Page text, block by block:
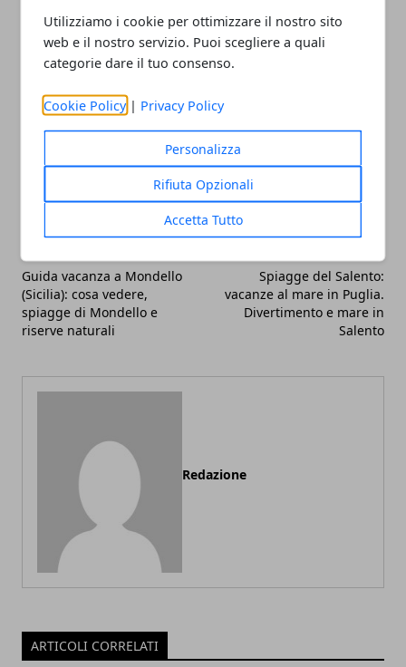
Utilizziamo i cookie per ottimizzare il nostro sito
web e il nostro servizio. Puoi scegliere a quali
categorie dare il tuo consenso.
Cookie Policy | Privacy Policy
Personalizza
Rifiuta Opzionali
Accetta Tutto
tiene nel Parco di Santa Catalina.
Whatsapp
Guida vacanza a Mondello
(Sicilia): cosa vedere,
spiagge di Mondello e
riserve naturali
Spiagge del Salento:
vacanze al mare in Puglia.
Divertimento e mare in
Salento
Redazione
ARTICOLI CORRELATI